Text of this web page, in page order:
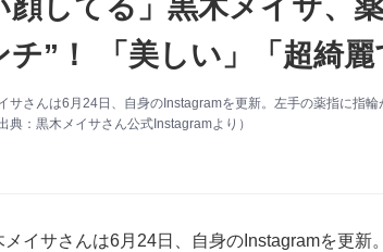
チ”！ 「美しい」「超綺麗
サさんは6月24日、自身のInstagramを更新。左手の薬指に指
典：黒木メイサさん公式Instagramより）
イサさんは6月24日、自身のInstagramを更新